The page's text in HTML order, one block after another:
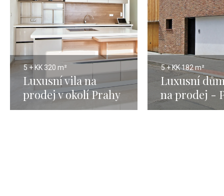
5 + KK 320 m²
Luxusní vila na
prodej v okolí Prahy
- 320m
5 + KK182 m²
Luxusní
na prodej -
Jinonice,